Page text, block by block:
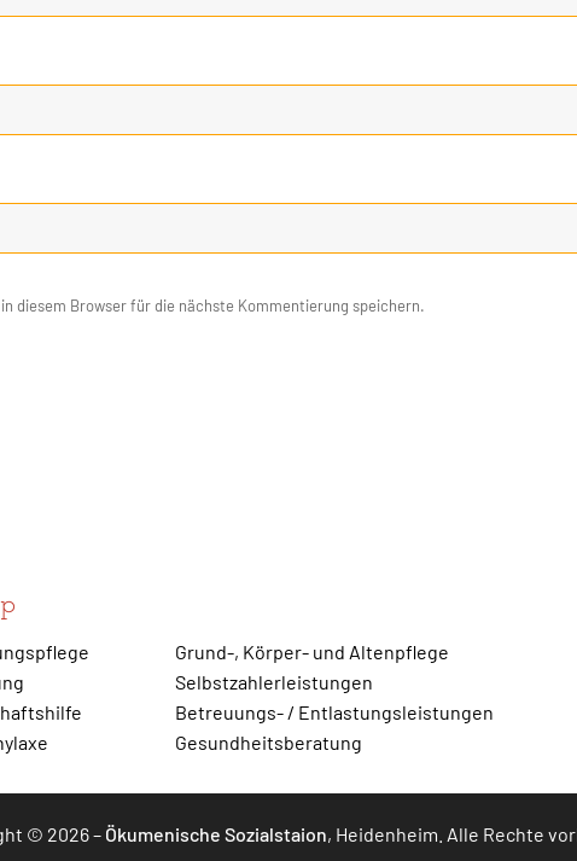
diesem Browser für die nächste Kommentierung speichern.
Grund-, Körper- und Altenpflege
Selbstzahlerleistungen
Betreuungs- / Entlastungsleistungen
Gesundheitsberatung
© 2026 – Ökumenische Sozialstaion, Heidenheim. Alle Rechte